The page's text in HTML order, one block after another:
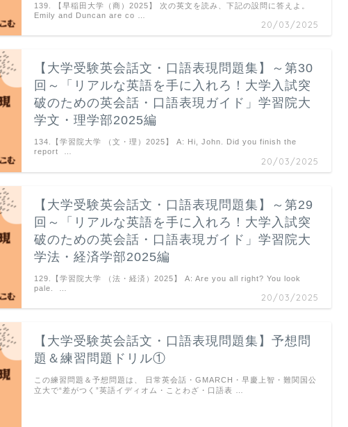
20/03/2025
139. 【早稲田大学（商）2025】 次の英文を読み、下記の設問に答えよ。
Emily and Duncan are co …
【大学受験英会話文・口語表現問題集】～第30
回～「リアルな英語を手に入れろ！大学入試突
破のための英会話・口語表現ガイド」学習院大
学文・理学部2025編
20/03/2025
134.【学習院大学 （文・理）2025】 A: Hi, John. Did you finish the
report …
【大学受験英会話文・口語表現問題集】～第29
回～「リアルな英語を手に入れろ！大学入試突
破のための英会話・口語表現ガイド」学習院大
学法・経済学部2025編
20/03/2025
129.【学習院大学 （法・経済）2025】 A: Are you all right? You look
pale. …
【大学受験英会話文・口語表現問題集】予想問
題＆練習問題ドリル①
この練習問題＆予想問題は、 日常英会話・GMARCH・早慶上智・難関国公
立大で“差がつく”英語イディオム・ことわざ・口語表 …